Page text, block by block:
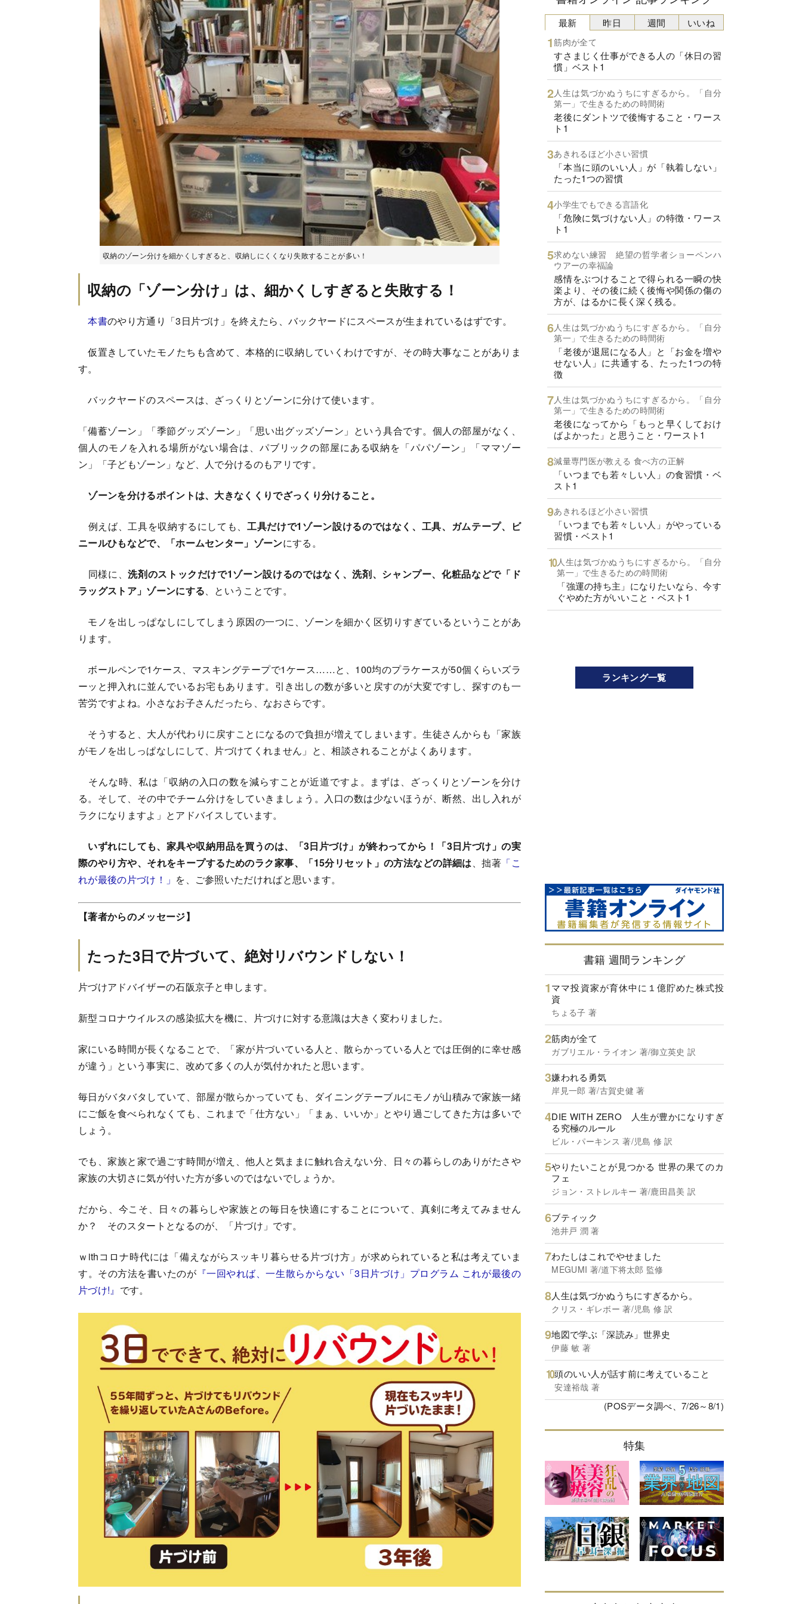
収納のゾーン分けを細かくしすぎると、収納しにくくなり失敗することが多い！
収納の「ゾーン分け」は、細かくしすぎると失敗する！
本書のやり方通り「3日片づけ」を終えたら、バックヤードにスペースが生まれているはずです。
仮置きしていたモノたちも含めて、本格的に収納していくわけですが、その時大事なことがありま
す。
バックヤードのスペースは、ざっくりとゾーンに分けて使います。
「備蓄ゾーン」「季節グッズゾーン」「思い出グッズゾーン」という具合です。個人の部屋がなく、
個人のモノを入れる場所がない場合は、パブリックの部屋にある収納を「パパゾーン」「ママゾー
ン」「子どもゾーン」など、人で分けるのもアリです。
ゾーンを分けるポイントは、大きなくくりでざっくり分けること。
例えば、工具を収納するにしても、工具だけで1ゾーン設けるのではなく、工具、ガムテープ、ビ
ニールひもなどで、「ホームセンター」ゾーンにする。
同様に、洗剤のストックだけで1ゾーン設けるのではなく、洗剤、シャンプー、化粧品などで「ド
ラッグストア」ゾーンにする、ということです。
モノを出しっぱなしにしてしまう原因の一つに、ゾーンを細かく区切りすぎているということがあ
ります。
ボールペンで1ケース、マスキングテープで1ケース……と、100均のプラケースが50個くらいズラ
ーッと押入れに並んでいるお宅もあります。引き出しの数が多いと戻すのが大変ですし、探すのも一
苦労ですよね。小さなお子さんだったら、なおさらです。
そうすると、大人が代わりに戻すことになるので負担が増えてしまいます。生徒さんからも「家族
がモノを出しっぱなしにして、片づけてくれません」と、相談されることがよくあります。
そんな時、私は「収納の入口の数を減らすことが近道ですよ。まずは、ざっくりとゾーンを分け
る。そして、その中でチーム分けをしていきましょう。入口の数は少ないほうが、断然、出し入れが
ラクになりますよ」とアドバイスしています。
いずれにしても、家具や収納用品を買うのは、「3日片づけ」が終わってから！「3日片づけ」の実
際のやり方や、それをキープするためのラク家事、「15分リセット」の方法などの詳細は、拙著 「こ
れが最後の片づけ！」 を、ご参照いただければと思います。
【著者からのメッセージ】
たった3日で片づいて、絶対リバウンドしない！
片づけアドバイザーの石阪京子と申します。
新型コロナウイルスの感染拡大を機に、片づけに対する意識は大きく変わりました。
家にいる時間が長くなることで、「家が片づいている人と、散らかっている人とでは圧倒的に幸せ感
が違う」という事実に、改めて多くの人が気付かれたと思います。
毎日がバタバタしていて、部屋が散らかっていても、ダイニングテーブルにモノが山積みで家族一緒
にご飯を食べられなくても、これまで「仕方ない」「まぁ、いいか」とやり過ごしてきた方は多いで
しょう。
でも、家族と家で過ごす時間が増え、他人と気ままに触れ合えない分、日々の暮らしのありがたさや
家族の大切さに気が付いた方が多いのではないでしょうか。
だから、今こそ、日々の暮らしや家族との毎日を快適にすることについて、真剣に考えてみません
か？ そのスタートとなるのが、「片づけ」です。
ｗithコロナ時代には「備えながらスッキリ暮らせる片づけ方」が求められていると私は考えていま
す。その方法を書いたのが 『一回やれば、一生散らからない「3日片づけ」プログラム これが最後の
片づけ!』 です。
最新
筋肉が全て
すさまじく仕事ができる人の「休日の習
慣」ベスト1
人生は気づかぬうちにすぎるから。「自分
第一」で生きるための時間術
老後にダントツで後悔すること・ワース
ト1
あきれるほど小さい習慣
「本当に頭のいい人」が「執着しない」
たった1つの習慣
小学生でもできる言語化
「危険に気づけない人」の特徴・ワース
ト1
求めない練習 絶望の哲学者ショーペンハ
ウアーの幸福論
感情をぶつけることで得られる一瞬の快
楽より、その後に続く後悔や関係の傷の
方が、はるかに長く深く残る。
人生は気づかぬうちにすぎるから。「自分
第一」で生きるための時間術
「老後が退屈になる人」と「お金を増や
せない人」に共通する、たった1つの特
徴
人生は気づかぬうちにすぎるから。「自分
第一」で生きるための時間術
老後になってから「もっと早くしておけ
ばよかった」と思うこと・ワースト1
減量専門医が教える 食べ方の正解
「いつまでも若々しい人」の食習慣・ベ
スト1
あきれるほど小さい習慣
「いつまでも若々しい人」がやっている
習慣・ベスト1
人生は気づかぬうちにすぎるから。「自分
第一」で生きるための時間術
「強運の持ち主」になりたいなら、今す
ぐやめた方がいいこと・ベスト1
昨日 週間 いいね
ランキング一覧
書籍 週間ランキング
ママ投資家が育休中に１億貯めた株式投
資
ちょる子 著
筋肉が全て
ガブリエル・ライオン 著/御立英史 訳
嫌われる勇気
岸見一郎 著/古賀史健 著
DIE WITH ZERO 人生が豊かになりすぎ
る究極のルール
ビル・パーキンス 著/児島 修 訳
やりたいことが見つかる 世界の果てのカ
フェ
ジョン・ストレルキー 著/鹿田昌美 訳
ブティック
池井戸 潤 著
わたしはこれでやせました
MEGUMI 著/道下将太郎 監修
人生は気づかぬうちにすぎるから。
クリス・ギレボー 著/児島 修 訳
地図で学ぶ「深読み」世界史
伊藤 敏 著
頭のいい人が話す前に考えていること
安達裕哉 著
(POSデータ調べ、7/26～8/1)
特集